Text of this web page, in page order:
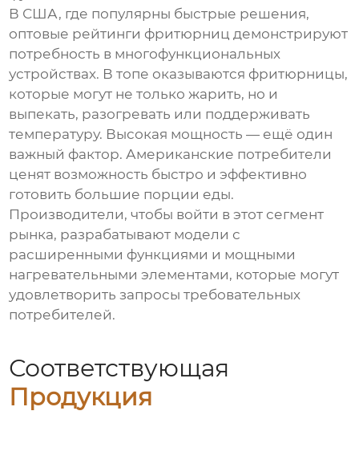
В США, где популярны быстрые решения,
оптовые рейтинги фритюрниц демонстрируют
потребность в многофункциональных
устройствах. В топе оказываются фритюрницы,
которые могут не только жарить, но и
выпекать, разогревать или поддерживать
температуру. Высокая мощность — ещё один
важный фактор. Американские потребители
ценят возможность быстро и эффективно
готовить большие порции еды.
Производители, чтобы войти в этот сегмент
рынка, разрабатывают модели с
расширенными функциями и мощными
нагревательными элементами, которые могут
удовлетворить запросы требовательных
потребителей.
Соответствующая
Продукция